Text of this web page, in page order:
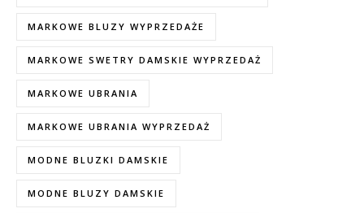
MARKOWE BLUZY WYPRZEDAŻE
MARKOWE SWETRY DAMSKIE WYPRZEDAŻ
MARKOWE UBRANIA
MARKOWE UBRANIA WYPRZEDAŻ
MODNE BLUZKI DAMSKIE
MODNE BLUZY DAMSKIE